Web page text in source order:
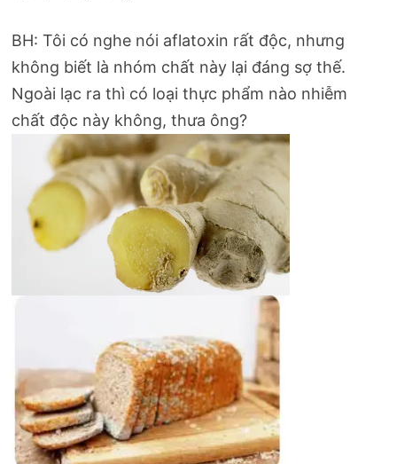
BH: Tôi có nghe nói aflatoxin rất độc, nhưng
không biết là nhóm chất này lại đáng sợ thế.
Ngoài lạc ra thì có loại thực phẩm nào nhiễm
chất độc này không, thưa ông?